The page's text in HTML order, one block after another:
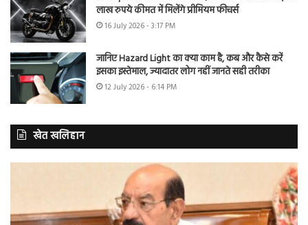
लाख रुपये कीमत में मिलेंगे प्रीमियम फीचर्स
16 July 2026 - 3:17 PM
जानिए Hazard Light का क्या काम है, कब और कैसे करें
इसका इस्तेमाल, ज्यादातर लोग नहीं जानते सही तरीका
12 July 2026 - 6:14 PM
खेत खलिहान